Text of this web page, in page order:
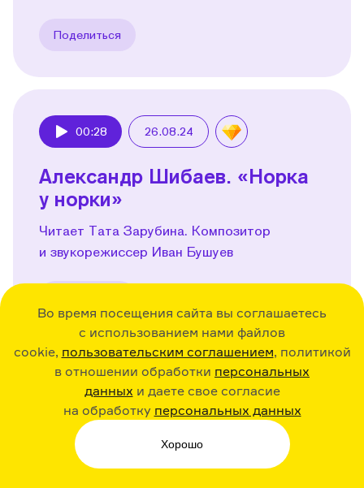
Во время посещения сайта вы соглашаетесь
с использованием нами файлов
cookie, пользовательским соглашением, политикой
в отношении обработки персональных
данных и даете свое согласие
на обработку персональных данных
Хорошо
Поделиться
00:28 26.08.24
Александр Шибаев. «Норка
у норки»
Читает Тата Зарубина. Композитор
и звукорежиссер Иван Бушуев
Play
00:42 26.08.24
Марина Гершенович. «Рисую
зиму»